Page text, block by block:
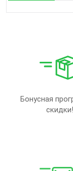
Бонусная
скидки!